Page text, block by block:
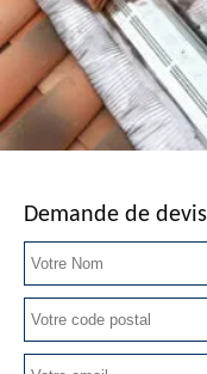
Demande de